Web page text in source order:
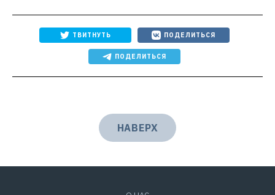
ТВИТНУТЬ ПОДЕЛИТЬСЯ
ПОДЕЛИТЬСЯ
НАВЕРХ